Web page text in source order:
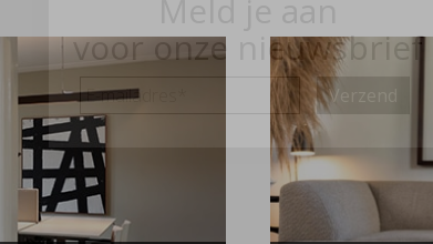
voor onze nieuwsbrief
E-
mailadres